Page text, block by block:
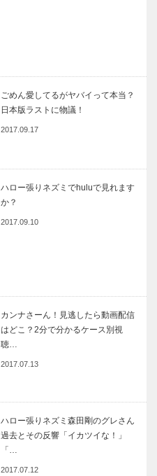
ごめん愛してるがヤバイって本当？
日本版ラストに物議！
2017.09.17
ハロー張りネズミでhuluで見れます
か？
2017.09.10
カンナさーん！見逃したら動画配信
はどこ？2分で分かるケース別視
聴…
2017.07.13
ハロー張りネズミ森田剛のグレさん
過去とその反響「イカツイな！」
「…
2017.07.12